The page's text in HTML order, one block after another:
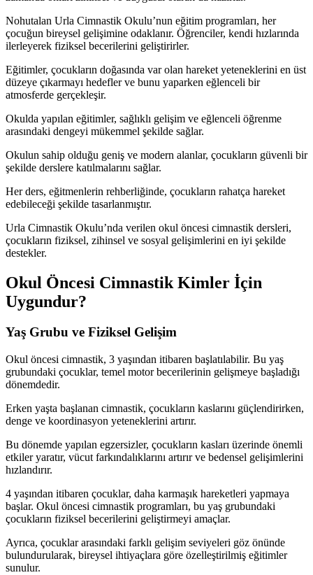
Nohutalan Urla Cimnastik Okulu’nun eğitim programları, her
çocuğun bireysel gelişimine odaklanır. Öğrenciler, kendi hızlarında
ilerleyerek fiziksel becerilerini geliştirirler.
Eğitimler, çocukların doğasında var olan hareket yeteneklerini en üst
düzeye çıkarmayı hedefler ve bunu yaparken eğlenceli bir
atmosferde gerçekleşir.
Okulda yapılan eğitimler, sağlıklı gelişim ve eğlenceli öğrenme
arasındaki dengeyi mükemmel şekilde sağlar.
Okulun sahip olduğu geniş ve modern alanlar, çocukların güvenli bir
şekilde derslere katılmalarını sağlar.
Her ders, eğitmenlerin rehberliğinde, çocukların rahatça hareket
edebileceği şekilde tasarlanmıştır.
Urla Cimnastik Okulu’nda verilen okul öncesi cimnastik dersleri,
çocukların fiziksel, zihinsel ve sosyal gelişimlerini en iyi şekilde
destekler.
Okul Öncesi Cimnastik Kimler İçin
Uygundur?
Yaş Grubu ve Fiziksel Gelişim
Okul öncesi cimnastik, 3 yaşından itibaren başlatılabilir. Bu yaş
grubundaki çocuklar, temel motor becerilerinin gelişmeye başladığı
dönemdedir.
Erken yaşta başlanan cimnastik, çocukların kaslarını güçlendirirken,
denge ve koordinasyon yeteneklerini artırır.
Bu dönemde yapılan egzersizler, çocukların kasları üzerinde önemli
etkiler yaratır, vücut farkındalıklarını artırır ve bedensel gelişimlerini
hızlandırır.
4 yaşından itibaren çocuklar, daha karmaşık hareketleri yapmaya
başlar. Okul öncesi cimnastik programları, bu yaş grubundaki
çocukların fiziksel becerilerini geliştirmeyi amaçlar.
Ayrıca, çocuklar arasındaki farklı gelişim seviyeleri göz önünde
bulundurularak, bireysel ihtiyaçlara göre özelleştirilmiş eğitimler
sunulur.